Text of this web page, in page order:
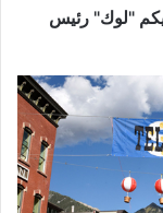
"لوك" رئيس